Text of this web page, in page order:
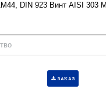
DIN 923 Винт AISI 303
ЗАКАЗ